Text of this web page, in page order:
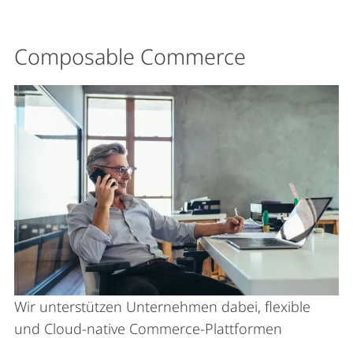
Composable Commerce
Wir unterstützen Unternehmen dabei, flexible
und Cloud-native Commerce-Plattformen